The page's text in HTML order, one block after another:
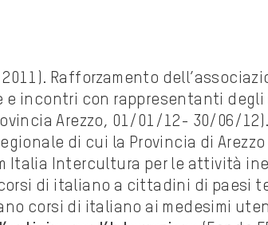
2011). Rafforzamento
e incontri con rappresentanti
Arezzo, 01/01/12- 30/06/
di cui la Provincia di Arezzo
Italia Intercultura per le attività
di italiano a cittadini di paesi
corsi di italiano ai medesimi